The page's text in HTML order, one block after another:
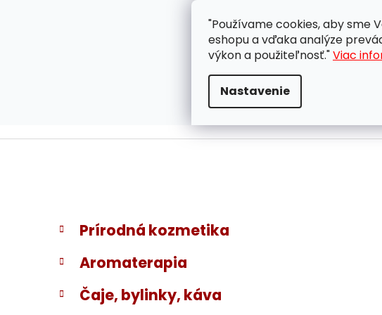
"Používame cookies, aby sme
eshopu a vďaka analýze
výkon a použiteľnosť."Viac
Nastavenie
ZÁKAZNÍCKA PODPORA
B
č
ý
Preskočiť
kategórie
K
a
t
e
ó
Prírodná kozmetika
Aromaterapia
Čaje, bylinky, káva